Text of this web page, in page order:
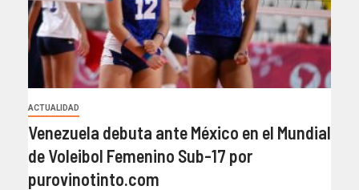
ACTUALIDAD
Venezuela debuta ante México en el Mundial
de Voleibol Femenino Sub-17 por
purovinotinto.com